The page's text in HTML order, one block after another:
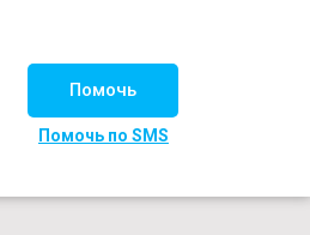
Помочь
Помочь по SMS